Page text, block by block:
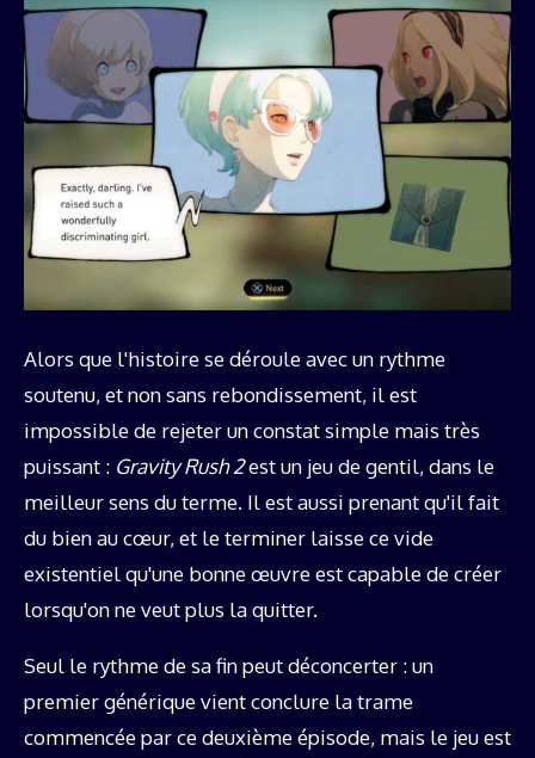
Alors que l'histoire se déroule avec un rythme
soutenu, et non sans rebondissement, il est
impossible de rejeter un constat simple mais très
puissant : Gravity Rush 2est un jeu de gentil, dans le
meilleur sens du terme. Il est aussi prenant qu'il fait
du bien au cœur, et le terminer laisse ce vide
existentiel qu'une bonne œuvre est capable de créer
lorsqu'on ne veut plus la quitter.
Seul le rythme de sa fin peut déconcerter : un
premier générique vient conclure la trame
commencée par ce deuxième épisode, mais le jeu est